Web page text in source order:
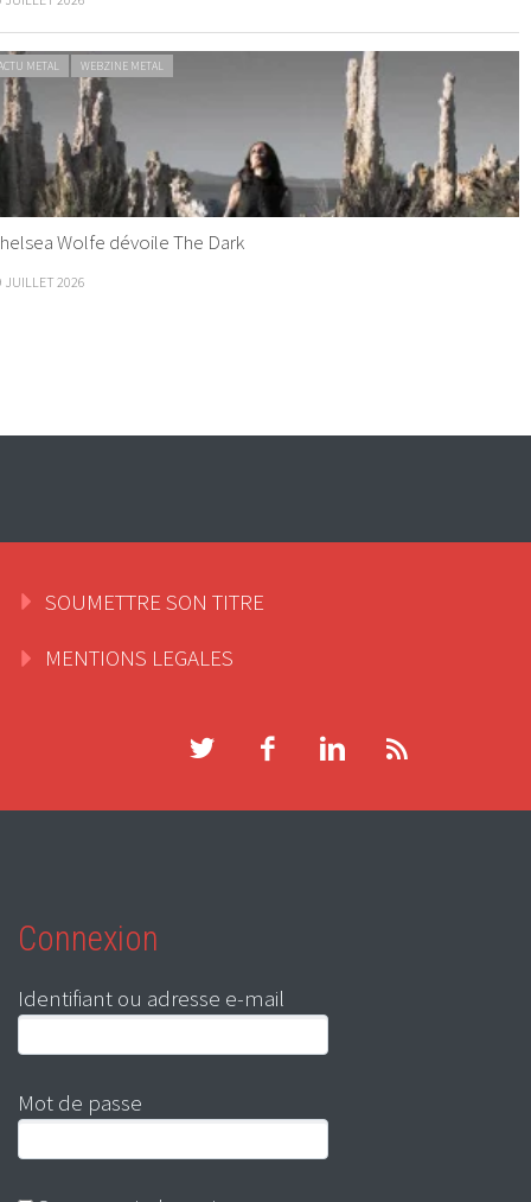
METAL WEBZINE METAL
Wolfe dévoile The Dark
JUILLET 2026
SOUMETTRE SON TITRE
MENTIONS LEGALES
Connexion
Identifiant ou adresse e-mail
Mot de passe